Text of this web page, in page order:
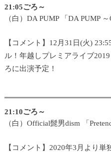
21:05ごろ～
（白）DA PUMP 「DA PUMP
【コメント】12月31日(火)
ル！年越しプレミアライブ
ろに出演予定！
21:10ごろ～
（白）Official髭男dism 「
【コメント】2020年3月より